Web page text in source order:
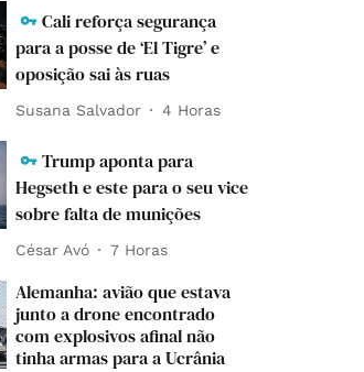
Cali reforça segurança
para a posse de ‘El Tigre’ e
oposição sai às ruas
Susana Salvador 4 Horas
Trump aponta para
Hegseth e este para o seu vice
sobre falta de munições
César Avó 7 Horas
Alemanha: avião que estava
junto a drone encontrado
com explosivos afinal não
tinha armas para a Ucrânia